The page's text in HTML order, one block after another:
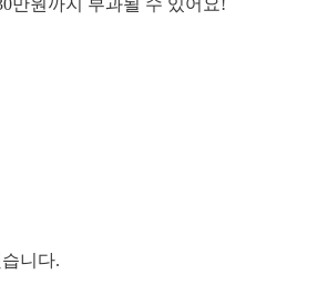
만원까지 부과될 수 있어요!
니다.